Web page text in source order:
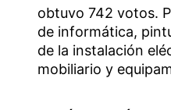
obtuvo 742 votos.
de informática,
de la instalación
mobiliario y